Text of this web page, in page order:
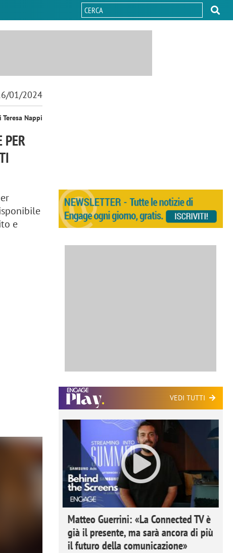
01/2024
Teresa Nappi
PER
e
VEDI TUTTI
la
lo
Matteo Guerrini: «La Connected TV è
già il presente, ma sarà ancora di più
il futuro della comunicazione»